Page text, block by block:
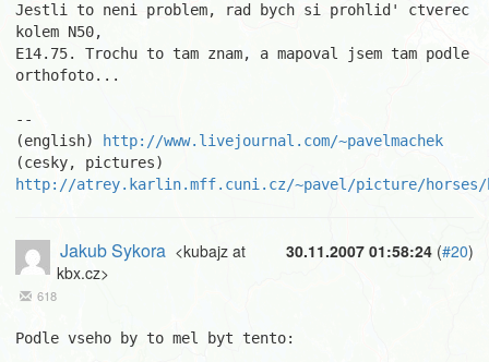
Jestli to neni problem, rad bych si prohlid' ctverec
kolem N50,
E14.75. Trochu to tam znam, a mapoval jsem tam podle
orthofoto...
--
(english)
http://www.livejournal.com/~pavelmachek
http://atrey.karlin.mff.cuni.cz/~pavel/picture/horses/
30.11.2007 01:58:24 (#20)
Jakub Sykora <kubajz at
kbx.cz>
618
Podle vseho by to mel byt tento: